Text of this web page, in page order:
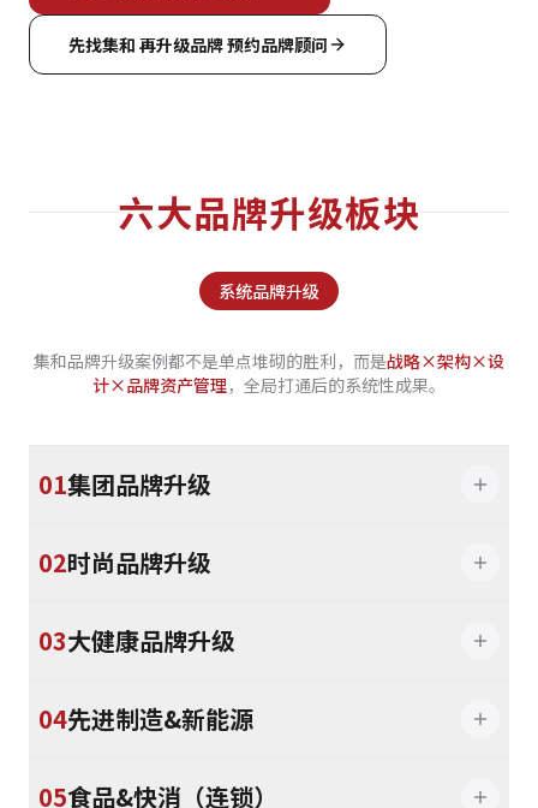
先找集和 再升级品牌 预约品牌顾问
六大品牌升级板块
系统品牌升级
集和品牌升级案例都不是单点堆砌的胜利，而是战略×架构×设
计×品牌资产管理，全局打通后的系统性成果。
01集团品牌升级
02时尚品牌升级
03大健康品牌升级
04先进制造&新能源
05食品&快消（连锁）